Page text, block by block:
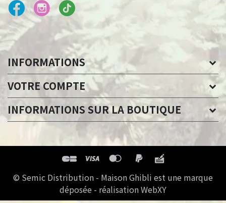
INFORMATIONS
VOTRE COMPTE
INFORMATIONS SUR LA BOUTIQUE
© Semic Distribution - Maison Ghibli est une marque
déposée - réalisation WebXY